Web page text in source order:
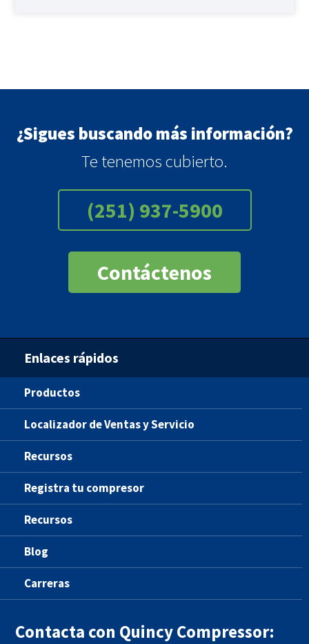
¿Sigues buscando más información?
Te tenemos cubierto.
(251) 937-5900
Contáctenos
Enlaces rápidos
Productos
Localizador de Ventas y Servicio
Recursos
Registra tu compresor
Recursos
Blog
Carreras
Contacta con Quincy Compressor: